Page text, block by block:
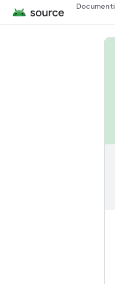
Documenti